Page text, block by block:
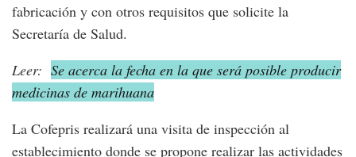
fabricación y con otros requisitos que solicite la
Secretaría de Salud.
Leer: Se acerca la fecha en la que será posible producir
medicinas de marihuana
La Cofepris realizará una visita de inspección al
establecimiento donde se propone realizar las actividades